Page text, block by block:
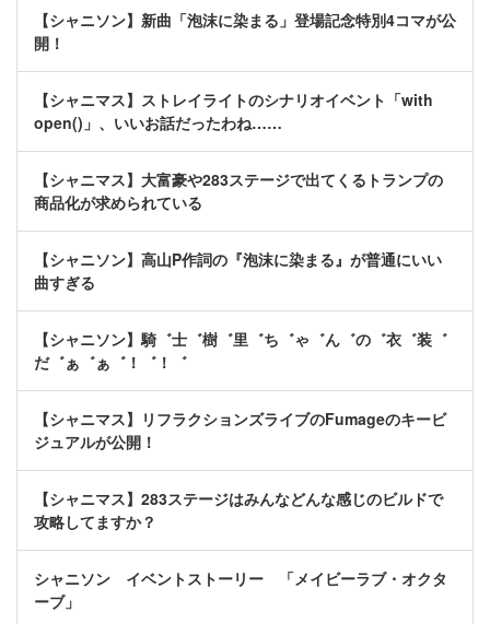
【シャニソン】新曲「泡沫に染まる」登場記念特別4コマが公
開！
【シャニマス】ストレイライトのシナリオイベント「with
open()」、いいお話だったわね……
【シャニマス】大富豪や283ステージで出てくるトランプの
商品化が求められている
【シャニソン】高山P作詞の『泡沫に染まる』が普通にいい
曲すぎる
【シャニソン】騎゛士゛樹゛里゛ち゛ゃ゛ん゛の゛衣゛装゛
だ゛ぁ゛ぁ゛！゛！゛
【シャニマス】リフラクションズライブのFumageのキービ
ジュアルが公開！
【シャニマス】283ステージはみんなどんな感じのビルドで
攻略してますか？
シャニソン イベントストーリー 「メイビーラブ・オクタ
ーブ」